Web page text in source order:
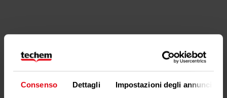
Consenso Dettagli Impostazioni degli annunci
Bolletta del riscaldamento